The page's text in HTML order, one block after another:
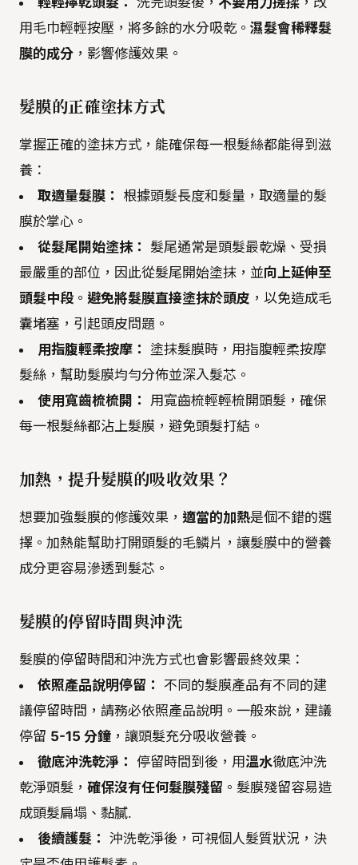
用毛巾輕輕按壓，將多餘的水分吸乾。 濕髮會稀釋髮
膜的成分 ，影響修護效果。
髮膜的正確塗抹方式
掌握正確的塗抹方式，能確保每一根髮絲都能得到滋
養：
取適量髮膜：
根據頭髮長度和髮量，取適量的髮
膜於掌心。
從髮尾開始塗抹：
髮尾通常是頭髮最乾燥、受損
最嚴重的部位，因此從髮尾開始塗抹，並向上延伸至
頭髮中段 。 避免將髮膜直接塗抹於頭皮 ，以免造成毛
囊堵塞，引起頭皮問題。
用指腹輕柔按摩：
塗抹髮膜時，用指腹輕柔按摩
髮絲，幫助髮膜均勻分佈並深入髮芯。
使用寬齒梳梳開：
用寬齒梳輕輕梳開頭髮，確保
每一根髮絲都沾上髮膜，避免頭髮打結。
加熱，提升髮膜的吸收效果？
想要加強髮膜的修護效果， 適當的加熱是個不錯的選
擇。加熱能幫助打開頭髮的毛鱗片，讓髮膜中的營養
成分更容易滲透到髮芯。
髮膜的停留時間與沖洗
髮膜的停留時間和沖洗方式也會影響最終效果：
依照產品說明停留： 不同的髮膜產品有不同的建
議停留時間，請務必依照產品說明。一般來說，建議
停留 5-15 分鐘 ，讓頭髮充分吸收營養。
徹底沖洗乾淨： 停留時間到後，用溫水徹底沖洗
乾淨頭髮， 確保沒有任何髮膜殘留 。髮膜殘留容易造
成頭髮扁塌、黏膩.
後續護髮： 沖洗乾淨後，可視個人髮質狀況，決